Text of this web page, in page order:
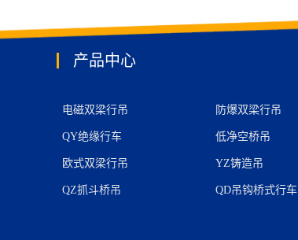
产品中心
电磁双梁行吊 防爆双梁行吊
QY绝缘行车 低净空桥吊
欧式双梁行吊 YZ铸造吊
QZ抓斗桥吊 QD吊钩桥式行车